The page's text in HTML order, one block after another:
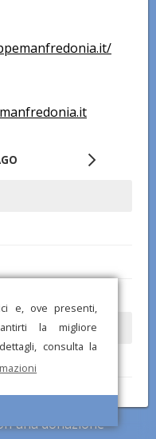
e, ove presenti,
la migliore
consulta la
una donazione